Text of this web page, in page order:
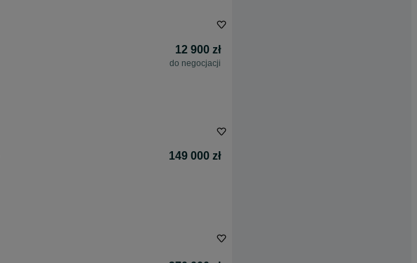
12 900 zł
do negocjacji
149 000 zł